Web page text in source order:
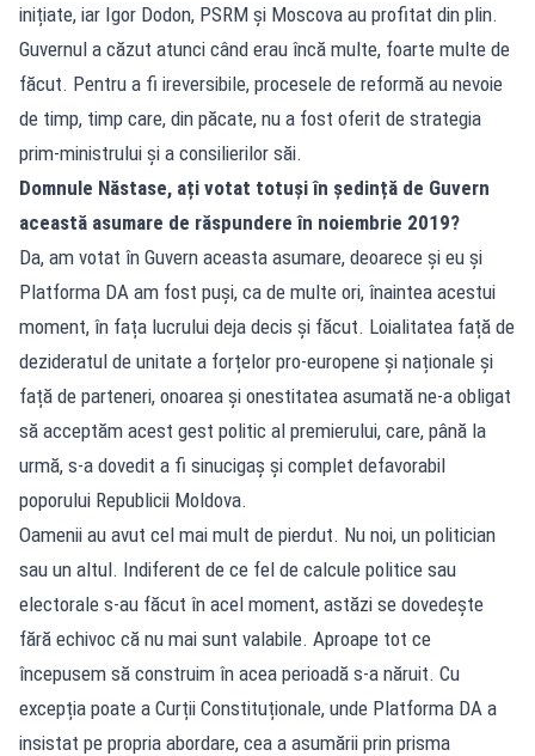
inițiate, iar Igor Dodon, PSRM și Moscova au profitat din plin.
Guvernul a căzut atunci când erau încă multe, foarte multe de
făcut. Pentru a fi ireversibile, procesele de reformă au nevoie
de timp, timp care, din păcate, nu a fost oferit de strategia
prim-ministrului și a consilierilor săi.
Domnule Năstase, ați votat totuși în ședință de Guvern
această asumare de răspundere în noiembrie 2019?
Da, am votat în Guvern aceasta asumare, deoarece și eu și
Platforma DA am fost puși, ca de multe ori, înaintea acestui
moment, în fața lucrului deja decis și făcut. Loialitatea față de
dezideratul de unitate a forțelor pro-europene și naționale și
față de parteneri, onoarea și onestitatea asumată ne-a obligat
să acceptăm acest gest politic al premierului, care, până la
urmă, s-a dovedit a fi sinucigaș și complet defavorabil
poporului Republicii Moldova.
Oamenii au avut cel mai mult de pierdut. Nu noi, un politician
sau un altul. Indiferent de ce fel de calcule politice sau
electorale s-au făcut în acel moment, astăzi se dovedește
fără echivoc că nu mai sunt valabile. Aproape tot ce
începusem să construim în acea perioadă s-a năruit. Cu
excepția poate a Curții Constituționale, unde Platforma DA a
insistat pe propria abordare, cea a asumării prin prisma